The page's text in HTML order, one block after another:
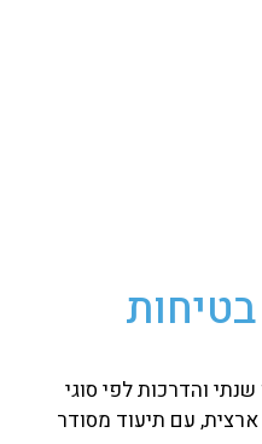
והדרכות לפי סוגי
ארצית, עם תיעוד מסודר